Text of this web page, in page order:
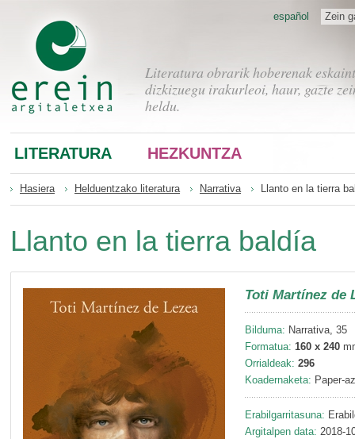
Literatura obrarik hoberenak
dizkizuegu irakurleoi, haur, gazte
heldu.
Zein
español
LITERATURA HEZKUNTZA
Hasiera Helduentzako literatura Narrativa Llanto en la tierra
Llanto en la tierra baldía
Toti Martínez de
Bilduma: Narrativa, 35
Formatua: 160 x 240
Orrialdeak: 296
Koadernaketa: Paper-
Erabilgarritasuna:
Argitalpen data: 2018-